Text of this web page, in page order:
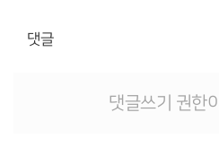
댓글
댓글쓰기 권한